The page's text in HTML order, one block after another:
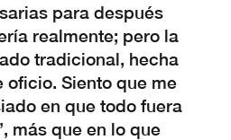
para después
realmente; pero la
tradicional, hecha
oficio. Siento que me
en que todo fuera
más que en lo que